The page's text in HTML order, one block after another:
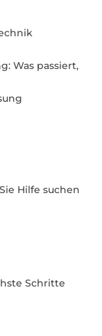
Was passiert,
Hilfe suchen
Schritte